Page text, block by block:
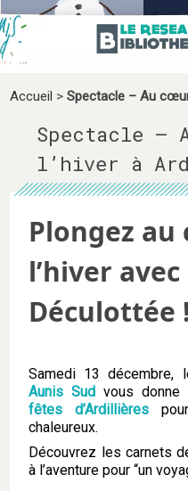
Accueil >Spectacle – Au
Spectacle –
l’hiver à
Plongez
l’hiver
Déculottée !
Samedi 13 décembre,
Aunis Sud vous donne
fêtes d’Ardillières
chaleureux.
Découvrez les carnets
à l’aventure pour “un